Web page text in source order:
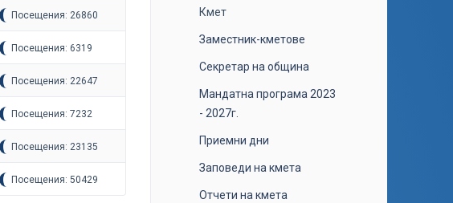
Посещения: 26860
Посещения: 6319
Посещения: 22647
Посещения: 7232
Посещения: 23135
Посещения: 50429
Кмет
Заместник-кметове
Секретар на община
Мандатна програма 2023
- 2027г.
Приемни дни
Заповеди на кмета
Отчети на кмета